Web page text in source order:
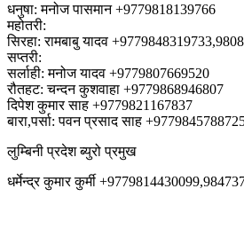
धनुषा: मनोज पासमान +9779818139766
महोतरी:
सिरहा: रामबाबु यादव
सप्तरी:
सर्लाही: मनोज यादव +9779807669520
रौतहट: चन्दन कुशवाहा +9779868946807
दिपेश कुमार साह +9779821167837
बारा,पर्सा: पवन प्रसाद साह
लुम्बिनी प्रदेश ब्युरो प्रमुख
धर्मेन्द्र कुमार कुर्मी